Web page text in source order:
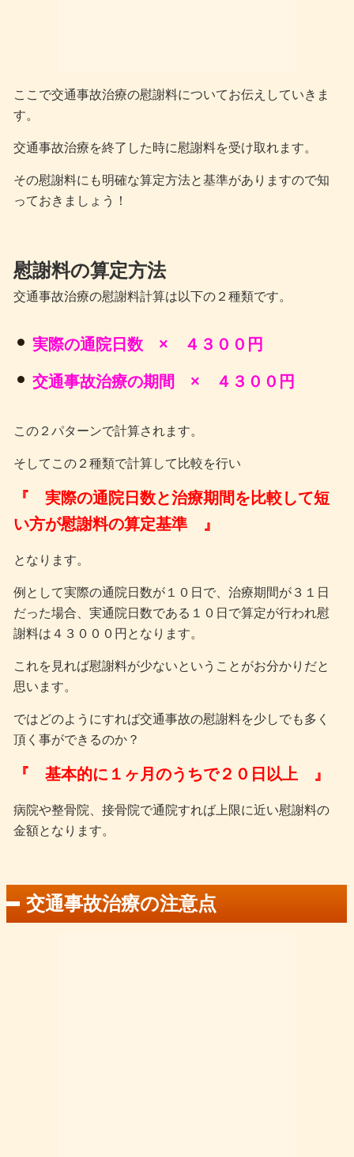
ここで交通事故治療の慰謝料についてお伝えしていきま
す。
交通事故治療を終了した時に慰謝料を受け取れます。
その慰謝料にも明確な算定方法と基準がありますので知
っておきましょう！
慰謝料の算定方法
交通事故治療の慰謝料計算は以下の２種類です。
実際の通院日数 × ４３００円
交通事故治療の期間 × ４３００円
この２パターンで計算されます。
そしてこの２種類で計算して比較を行い
『 実際の通院日数と治療期間を比較して短
い方が慰謝料の算定基準 』
となります。
例として実際の通院日数が１０日で、治療期間が３１日
だった場合、実通院日数である１０日で算定が行われ慰
謝料は４３０００円となります。
これを見れば慰謝料が少ないということがお分かりだと
思います。
ではどのようにすれば交通事故の慰謝料を少しでも多く
頂く事ができるのか？
『 基本的に１ヶ月のうちで２０日以上 』
病院や整骨院、接骨院で通院すれば上限に近い慰謝料の
金額となります。
交通事故治療の注意点